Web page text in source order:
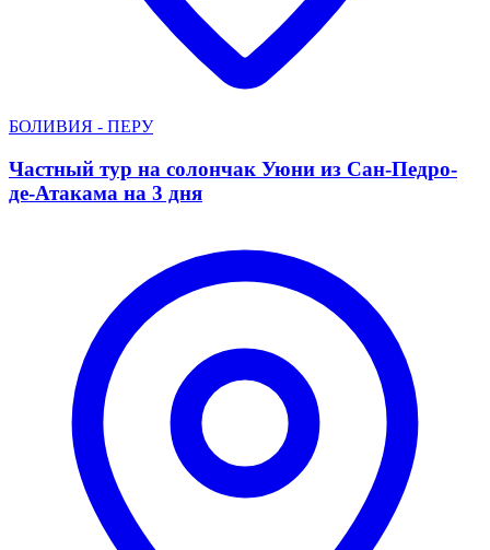
БОЛИВИЯ - ПЕРУ
Частный тур на солончак Уюни из Сан-Педро-
де-Атакама на 3 дня